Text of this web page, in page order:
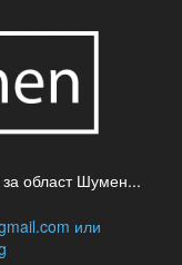
област Шумен...
или